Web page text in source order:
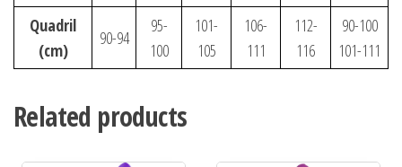
Quadril
(cm)
90-94
95-
100
101-
105
106-
111
112-
116
90-100
101-111
Related products